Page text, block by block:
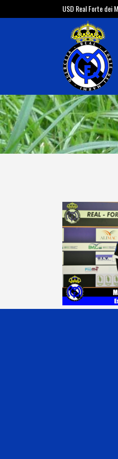
USD Real Forte dei